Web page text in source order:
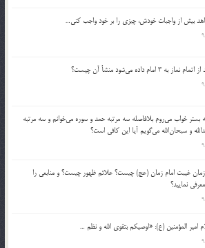
بيش از واجبات خودش، چيزي را بر خود واجب كني…
امام داده مي‌شود منشأ آن چيست؟
خواب مي‌روم بلافاصله سه مرتبه حمد و سوره مي‌خوانم و سه مرتبه
و سبحان‌الله مي‌گويم آيا اين كافي است؟
غيبت امام زمان (عج) چيست؟ علائم ظهور چيست؟ و منابعي را
نماييد؟
امير المؤمنين (ع): «اوصيكم بتقوي الله و نظم …